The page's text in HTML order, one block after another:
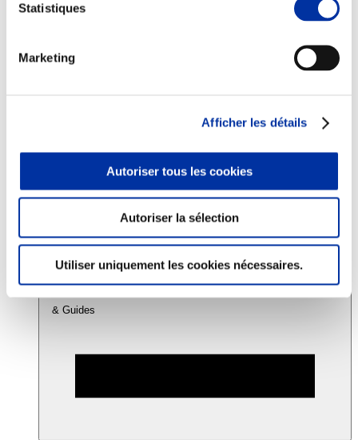
Statistiques
Marketing
Afficher les détails
Autoriser tous les cookies
Autoriser la sélection
Utiliser uniquement les cookies nécessaires.
Info-veille scientifique
Sources d’information
Accords
& Guides